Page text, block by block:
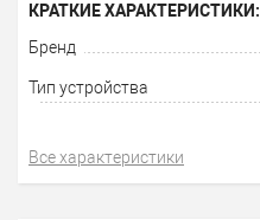
КРАТКИЕ ХАРАКТЕРИСТИКИ:
Бренд
Тип устройства
Все характеристики